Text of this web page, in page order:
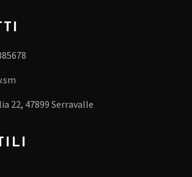
22, 47899 Serravalle